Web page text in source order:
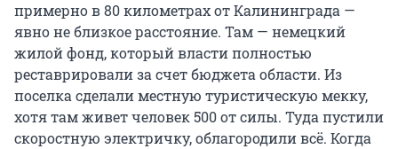
примерно в 80 километрах от Калининграда —
явно не близкое расстояние. Там — немецкий
жилой фонд, который власти полностью
реставрировали за счет бюджета области. Из
поселка сделали местную туристическую мекку,
хотя там живет человек 500 от силы. Туда пустили
скоростную электричку, облагородили всё. Когда